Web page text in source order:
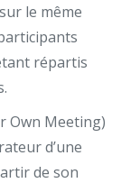
le même
répartis
Own Meeting)
d’une
de son